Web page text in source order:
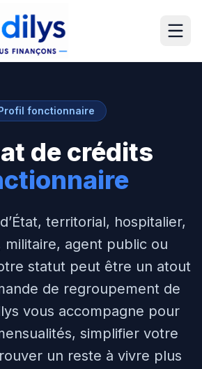
fonctionnaire
de crédits
territorial, hospitalier,
militaire, agent public ou
statut peut être un atout
de regroupement de
vous accompagne pour
simplifier votre
un reste à vivre plus